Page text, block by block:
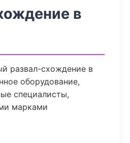
в
развал-схождение в
оборудование,
специалисты,
марками